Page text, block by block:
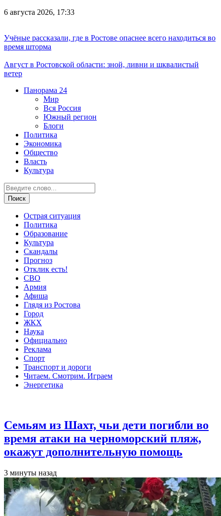
6 августа 2026, 17:33
Учёные рассказали, где в Ростове опаснее всего находиться во
время шторма
Август в Ростовской области: зной, ливни и шквалистый
ветер
Панорама 24
Мир
Вся Россия
Южный регион
Блоги
Политика
Экономика
Общество
Власть
Культура
Острая ситуация
Политика
Образование
Культура
Скандалы
Прогноз
Отклик есть!
СВО
Армия
Афиша
Глядя из Ростова
Город
ЖКХ
Наука
Официально
Реклама
Спорт
Транспорт и дороги
Читаем. Смотрим. Играем
Энергетика
Семьям из Шахт, чьи дети погибли во
время атаки на черноморский пляж,
окажут дополнительную помощь
3 минуты назад